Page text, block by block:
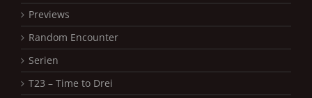
Previews
Random Encounter
Serien
T23 – Time to Drei